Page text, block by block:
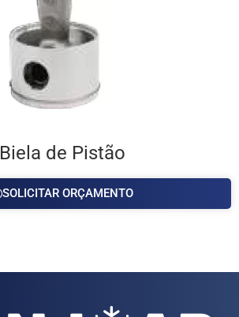
Biela de Pistão
SOLICITAR ORÇAMENTO